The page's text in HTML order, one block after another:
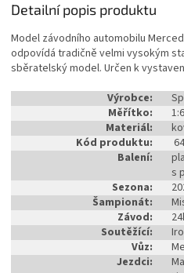
Detailní popis produktu
Model závodního automobilu
odpovídá tradičně velmi vysokým
sběratelský model. Určen k
Výrobce:
Měřítko:
Materiál:
Kód produktu:
Balení:
s
Sezona:
Šampionát:
Závod:
Soutěžící:
Vůz:
Jezdci: